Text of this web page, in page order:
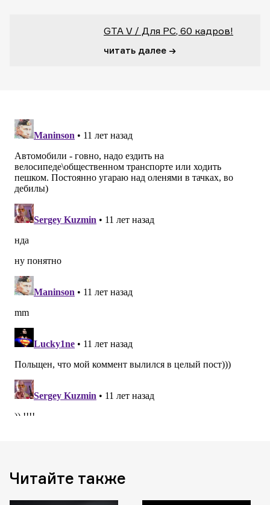
GTA V / Для PC, 60 кадров!
читать далее →
Читайте также